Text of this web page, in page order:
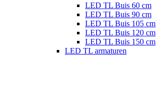
LED TL Buis 60 cm
LED TL Buis 90 cm
LED TL Buis 105 cm
LED TL Buis 120 cm
LED TL Buis 150 cm
LED TL armaturen